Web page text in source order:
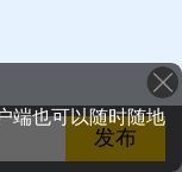
端也可以随时随地